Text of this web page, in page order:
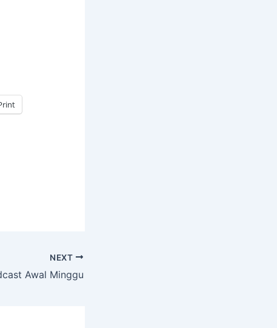
NEXT
Awal Minggu